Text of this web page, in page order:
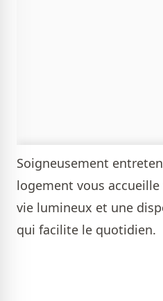
Soigneusement
logement vous accueille
vie lumineux et une
qui facilite le quotidien.